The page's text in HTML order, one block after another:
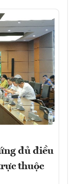
đủ điều
thuộc